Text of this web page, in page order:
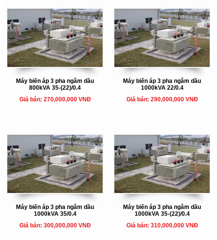
Máy biến áp 3 pha ngâm dầu
800kVA 35-(22)/0.4
Giá bán: 270,000,000 VNĐ
Máy biến áp 3 pha ngâm dầu
1000kVA 22/0.4
Giá bán: 290,000,000 VNĐ
Máy biến áp 3 pha ngâm dầu
1000kVA 35/0.4
Giá bán: 300,000,000 VNĐ
Máy biến áp 3 pha ngâm dầu
1000kVA 35-(22)/0.4
Giá bán: 310,000,000 VNĐ